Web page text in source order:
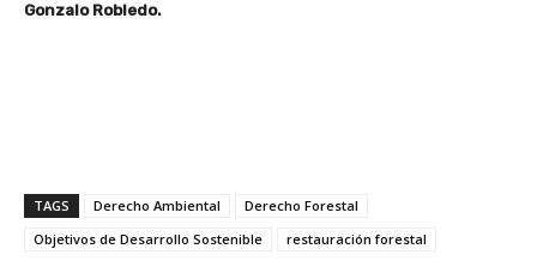
Gonzalo Robledo.
TAGS Derecho Ambiental
Derecho Forestal
Objetivos de Desarrollo Sostenible
restauración forestal